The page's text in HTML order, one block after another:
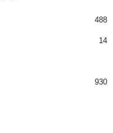
488
14
930